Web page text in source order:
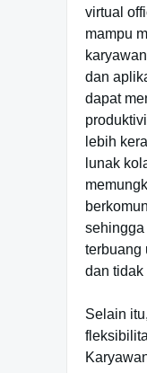
virtual
mampu
dan
dapat
lebih
lunak
sehingga
terbuang
dan tidak
Selain